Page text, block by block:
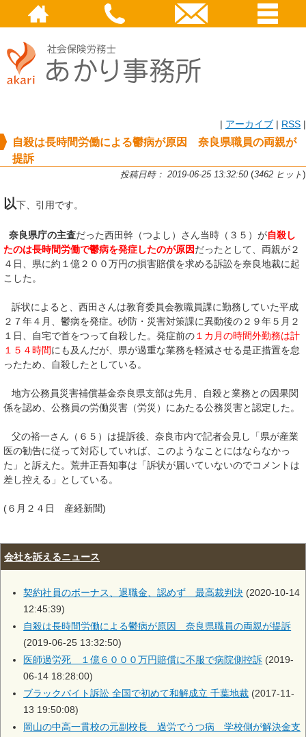
| アーカイブ | RSS |
自殺は長時間労働による鬱病が原因 奈良県職員の両親が
提訴
投稿日時： 2019-06-25 13:32:50 (3462 ヒット)
以下、引用です。
奈良県庁の主査だった西田幹（つよし）さん当時（３５）が自殺し
たのは長時間労働で鬱病を発症したのが原因だったとして、両親が２
４日、県に約１億２００万円の損害賠償を求める訴訟を奈良地裁に起
こした。
訴状によると、西田さんは教育委員会教職員課に勤務していた平成
２７年４月、鬱病を発症。砂防・災害対策課に異動後の２９年５月２
１日、自宅で首をつって自殺した。発症前の１カ月の時間外勤務は計
１５４時間にも及んだが、県が過重な業務を軽減させる是正措置を怠
ったため、自殺したとしている。
地方公務員災害補償基金奈良県支部は先月、自殺と業務との因果関
係を認め、公務員の労働災害（労災）にあたる公務災害と認定した。
父の裕一さん（６５）は提訴後、奈良市内で記者会見し「県が産業
医の勧告に従って対応していれば、このようなことにはならなかっ
た」と訴えた。荒井正吾知事は「訴状が届いていないのでコメントは
差し控える」としている。
(６月２４日 産経新聞)
会社を訴えるニュース
契約社員のボーナス、退職金、認めず 最高裁判決 (2020-10-14
12:45:39)
自殺は長時間労働による鬱病が原因 奈良県職員の両親が提訴
(2019-06-25 13:32:50)
医師過労死 １億６０００万円賠償に不服で病院側控訴 (2019-
06-14 18:28:00)
ブラックバイト訴訟 全国で初めて和解成立 千葉地裁 (2017-11-
13 19:50:08)
岡山の中高一貫校の元副校長 過労でうつ病 学校側が解決金支